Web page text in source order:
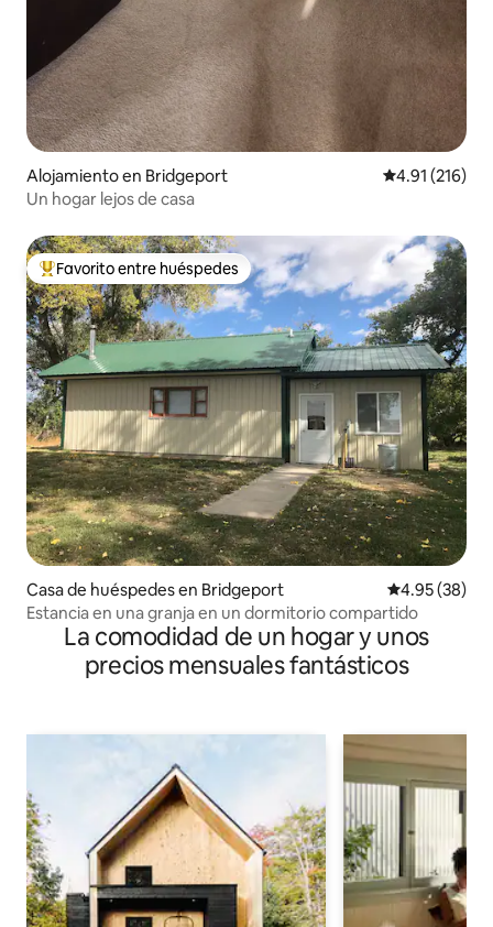
Alojamiento en Bridgeport Calificación
4.91 (216)
Un hogar lejos de casa
Favorito entre huéspedes preferido
Favorito entre huéspedes
Casa de huéspedes en Bridgeport Calificación
4.95 (38)
Estancia en una granja en un dormitorio compartido
La comodidad de un hogar y unos
precios mensuales fantásticos